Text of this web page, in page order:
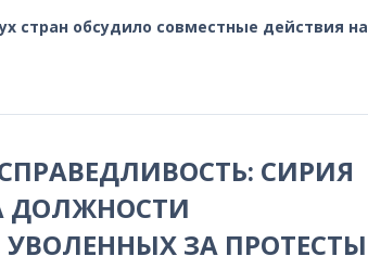
стран обсудило совместные действия на
СИРИЯ
ДОЛЖНОСТИ
ЗА ПРОТЕСТЫ